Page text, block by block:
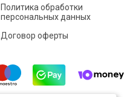
Политика обработки
персональных данных
Договор оферты